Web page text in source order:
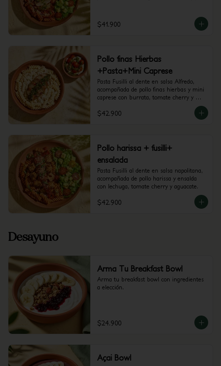
$41.900
Pollo finas Hierbas
+Pasta+Mini Caprese
Pasta Fusilli al dente en salsa Alfredo,
acompañada de pollo finas hierbas y mini
caprese con burrata, tomate cherry y
$42.900
Pollo harissa + fusilli+
ensalada
Pasta Fusilli al dente en salsa napolitana,
acompañada de pollo harissa y ensalda
con lechuga, tomate cherry y aguacate.
$42.900
Desayuno
Arma Tu Breakfast Bowl
Arma tu breakfast bowl con ingredientes
a elección.
$24.900
Açai Bowl